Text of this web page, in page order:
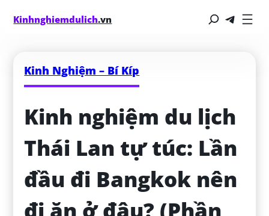
Kinhnghiemdulich.vn
Kinh Nghiệm – Bí Kíp
Kinh nghiệm du lịch
Thái Lan tự túc: Lần
đầu đi Bangkok nên